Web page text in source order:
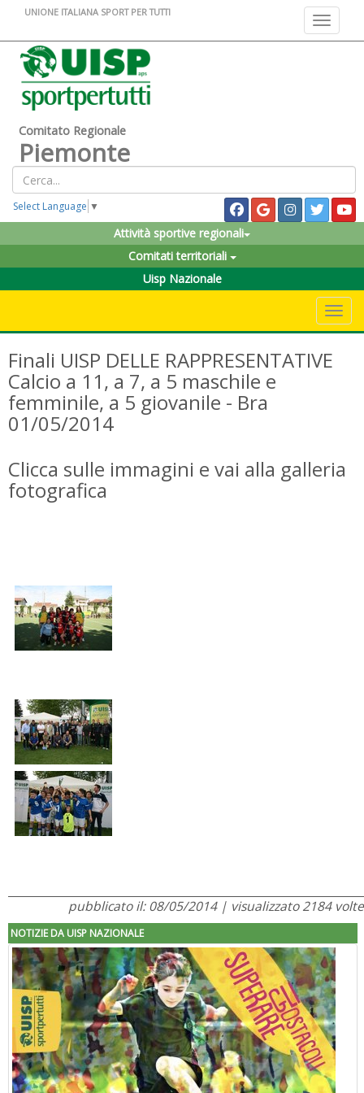
Toggle
UNIONE ITALIANA SPORT PER TUTTI
Comitato Regionale
Piemonte
Select Language ▼
Attività sportive regionali
Comitati territoriali
Uisp Nazionale
Finali UISP DELLE RAPPRESENTATIVE
Calcio a 11, a 7, a 5 maschile e
femminile, a 5 giovanile - Bra
01/05/2014
Clicca sulle immagini e vai alla galleria
fotografica
pubblicato il: 08/05/2014 | visualizzato 2184 volte
NOTIZIE DA UISP NAZIONALE